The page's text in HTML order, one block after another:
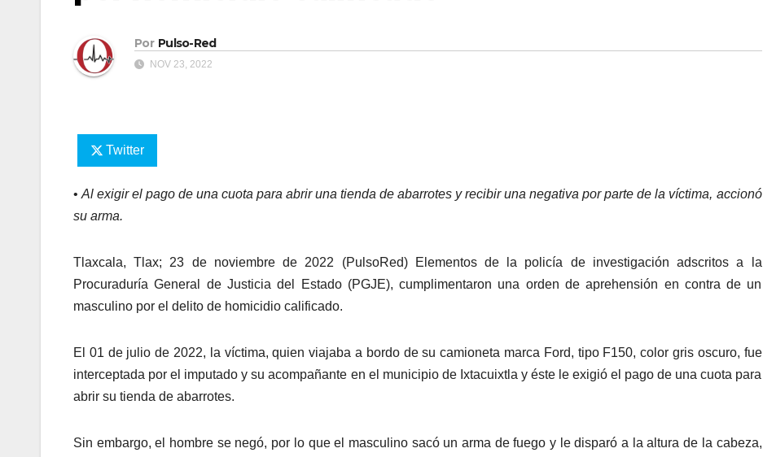
Por Pulso-Red
NOV 23, 2022
Twitter
•Al exigir el pago de una cuota para abrir una tienda de abarrotes y recibir una negativa por parte de la víctima, accionó
su arma.
Tlaxcala, Tlax; 23 de noviembre de 2022 (PulsoRed) Elementos de la policía de investigación adscritos a la
Procuraduría General de Justicia del Estado (PGJE), cumplimentaron una orden de aprehensión en contra de un
masculino por el delito de homicidio calificado.
El 01 de julio de 2022, la víctima, quien viajaba a bordo de su camioneta marca Ford, tipo F150, color gris oscuro, fue
interceptada por el imputado y su acompañante en el municipio de Ixtacuixtla y éste le exigió el pago de una cuota para
abrir su tienda de abarrotes.
Sin embargo, el hombre se negó, por lo que el masculino sacó un arma de fuego y le disparó a la altura de la cabeza,